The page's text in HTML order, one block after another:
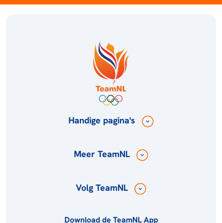
Handige pagina's
Meer TeamNL
Volg TeamNL
Download de TeamNL App